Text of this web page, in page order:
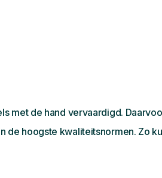
met de hand vervaardigd.
hoogste kwaliteitsnormen. Zo